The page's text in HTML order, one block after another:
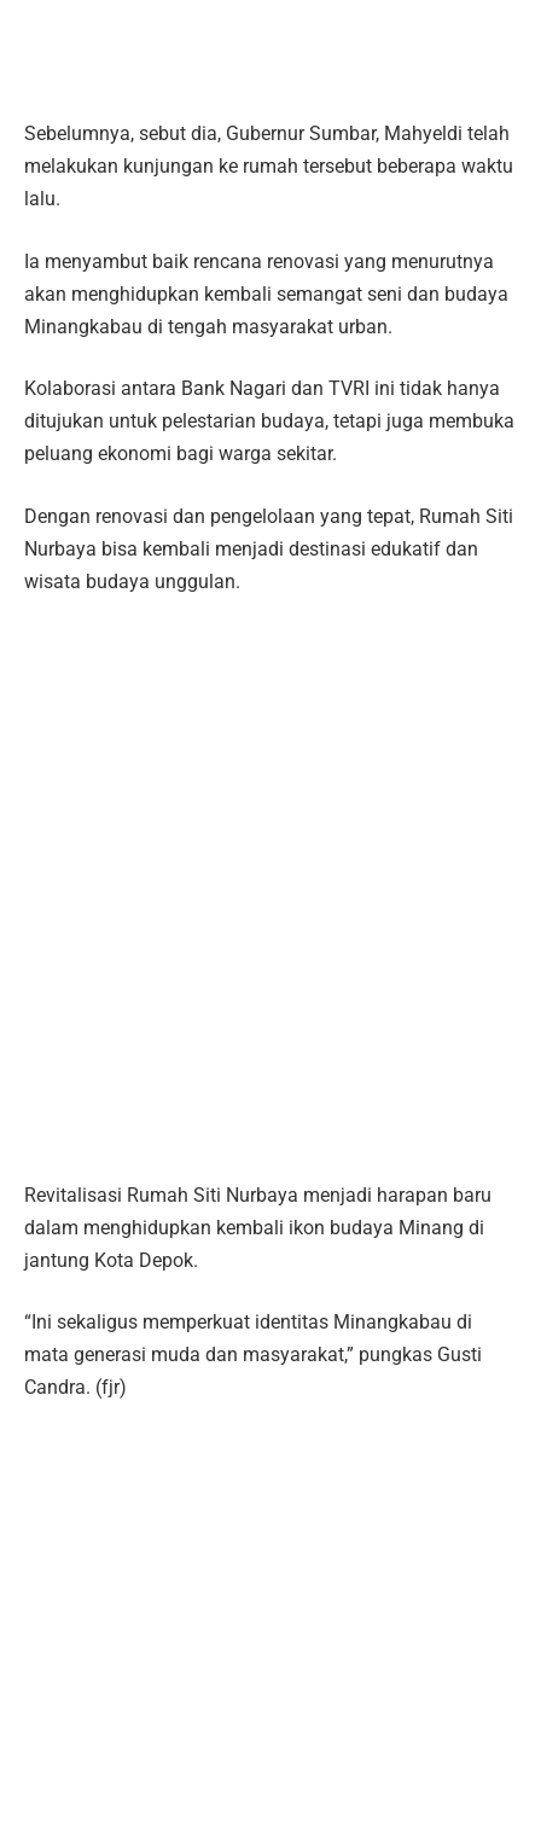
Sebelumnya, sebut dia, Gubernur Sumbar, Mahyeldi telah
melakukan kunjungan ke rumah tersebut beberapa waktu
lalu.
Ia menyambut baik rencana renovasi yang menurutnya
akan menghidupkan kembali semangat seni dan budaya
Minangkabau di tengah masyarakat urban.
Kolaborasi antara Bank Nagari dan TVRI ini tidak hanya
ditujukan untuk pelestarian budaya, tetapi juga membuka
peluang ekonomi bagi warga sekitar.
Dengan renovasi dan pengelolaan yang tepat, Rumah Siti
Nurbaya bisa kembali menjadi destinasi edukatif dan
wisata budaya unggulan.
Revitalisasi Rumah Siti Nurbaya menjadi harapan baru
dalam menghidupkan kembali ikon budaya Minang di
jantung Kota Depok.
“Ini sekaligus memperkuat identitas Minangkabau di
mata generasi muda dan masyarakat,” pungkas Gusti
Candra. (fjr)